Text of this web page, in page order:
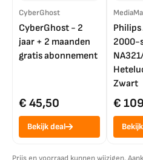
CyberGhost
CyberGhost - 2
jaar + 2 maanden
gratis abonnement
€ 45,50
Bekijk deal
2000-
Zwart
€